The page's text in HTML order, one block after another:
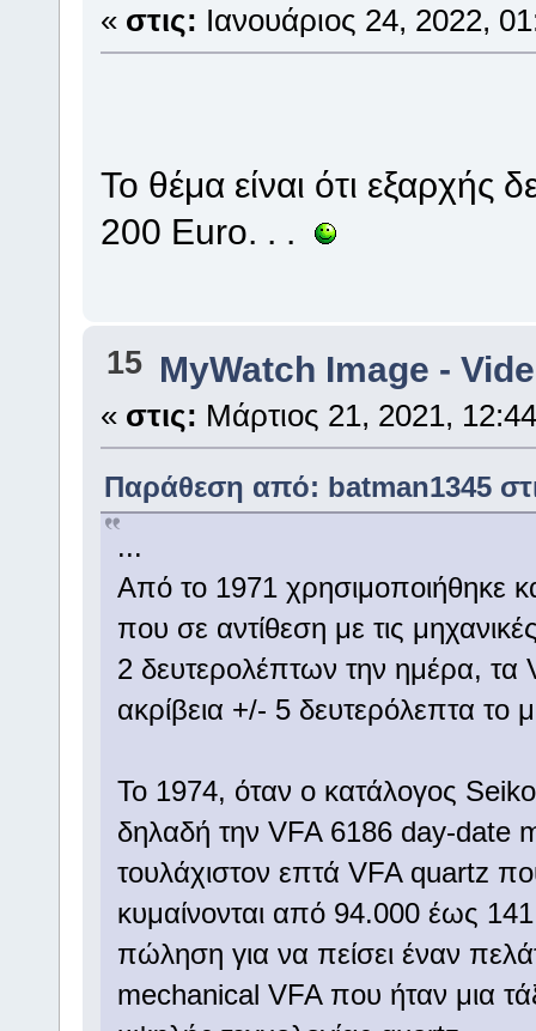
« στις: Ιανουάριος 24, 2022,
To θέμα είναι ότι
200 Euro. . .
15 MyWatch Ιmage -
« στις: Μάρτιος 21, 2021,
Παράθεση από: batman1345
...
Από το 1971 χρησιμοποιήθηκε
που σε αντίθεση με τις
2 δευτερολέπτων την ημέρα,
ακρίβεια +/- 5 δευτερόλεπτα το
Το 1974, όταν ο κατάλογος
δηλαδή την VFA 6186 day-date
τουλάχιστον επτά VFA quartz
κυμαίνονται από 94.000 έως
πώληση για να πείσει έναν
mechanical VFA που ήταν μια